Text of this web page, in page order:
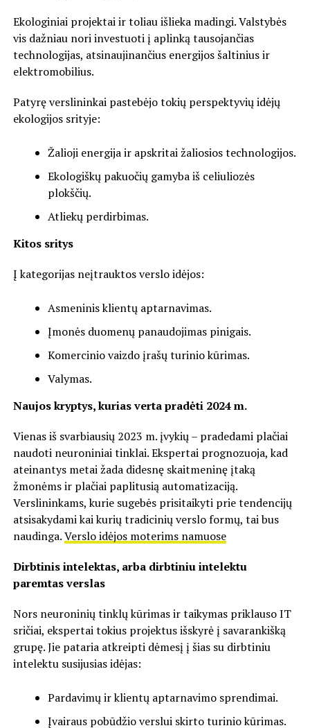
Ekologiniai projektai ir toliau išlieka madingi. Valstybės
vis dažniau nori investuoti į aplinką tausojančias
technologijas, atsinaujinančius energijos šaltinius ir
elektromobilius.
Patyrę verslininkai pastebėjo tokių perspektyvių idėjų
ekologijos srityje:
Žalioji energija ir apskritai žaliosios technologijos.
Ekologiškų pakuočių gamyba iš celiuliozės
plokščių.
Atliekų perdirbimas.
Kitos sritys
Į kategorijas neįtrauktos verslo idėjos:
Asmeninis klientų aptarnavimas.
Įmonės duomenų panaudojimas pinigais.
Komercinio vaizdo įrašų turinio kūrimas.
Valymas.
Naujos kryptys, kurias verta pradėti 2024 m.
Vienas iš svarbiausių 2023 m. įvykių – pradedami plačiai
naudoti neuroniniai tinklai. Ekspertai prognozuoja, kad
ateinantys metai žada didesnę skaitmeninę įtaką
žmonėms ir plačiai paplitusią automatizaciją.
Verslininkams, kurie sugebės prisitaikyti prie tendencijų
atsisakydami kai kurių tradicinių verslo formų, tai bus
naudinga.Verslo idėjos moterims namuose
Dirbtinis intelektas, arba dirbtiniu intelektu
paremtas verslas
Nors neuroninių tinklų kūrimas ir taikymas priklauso IT
sričiai, ekspertai tokius projektus išskyrė į savarankišką
grupę. Jie pataria atkreipti dėmesį į šias su dirbtiniu
intelektu susijusias idėjas:
Pardavimų ir klientų aptarnavimo sprendimai.
Įvairaus pobūdžio verslui skirto turinio kūrimas.